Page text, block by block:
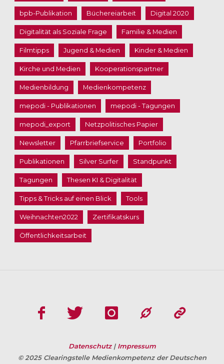
bpb-Publikation Büchereiarbeit Digital 2020
Digitalität als Soziale Frage Familie & Medien
Filmtipps Jugend & Medien Kinder & Medien
Kirche und Medien Kooperationspartner
Medienbildung Medienkompetenz
mepodi - Publikationen mepodi - Tagungen
mepodi_export Netzpolitisches Papier
Newsletter Pfarrbriefservice Portfolio
Publikationen Silver Surfer Standpunkt
Tagungen Thesen KI & Digitalität
Tipps & Tricks auf einen Blick Tools
Weihnachten2022 Zertifikatskurs
Öffentlichkeitsarbeit
Datenschutz | Impressum
© 2025 Clearingstelle Medienkompetenz der Deutschen